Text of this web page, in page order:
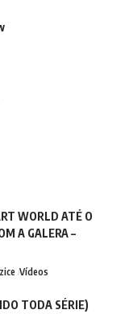
WORLD ATÉ O
A GALERA –
Vídeos
TODA SÉRIE)